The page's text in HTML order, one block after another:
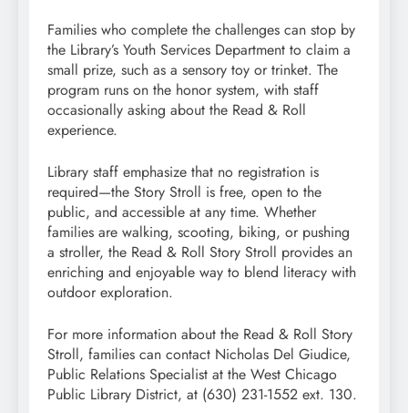
Families who complete the challenges can stop by
the Library’s Youth Services Department to claim a
small prize, such as a sensory toy or trinket. The
program runs on the honor system, with staff
occasionally asking about the Read & Roll
experience.
Library staff emphasize that no registration is
required—the Story Stroll is free, open to the
public, and accessible at any time. Whether
families are walking, scooting, biking, or pushing
a stroller, the Read & Roll Story Stroll provides an
enriching and enjoyable way to blend literacy with
outdoor exploration.
For more information about the Read & Roll Story
Stroll, families can contact Nicholas Del Giudice,
Public Relations Specialist at the West Chicago
Public Library District, at (630) 231-1552 ext. 130.